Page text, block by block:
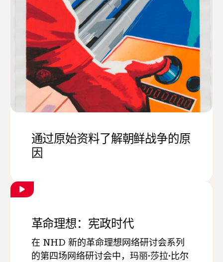
通过原始资料了解朝鲜战争的原
因
革命理想：宪政时代
在 NHD 新的革命理想网络研讨会系列
的第四场网络研讨会中，玛丽·莎拉·比尔